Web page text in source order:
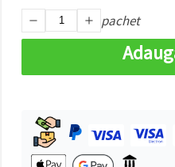
Аcceptati
pachet